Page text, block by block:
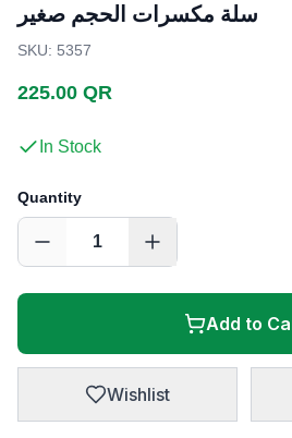
سلة مكسرات الحجم صغير
SKU: 5357
225.00 QR
In Stock
Quantity
1
Add to
Wishlist